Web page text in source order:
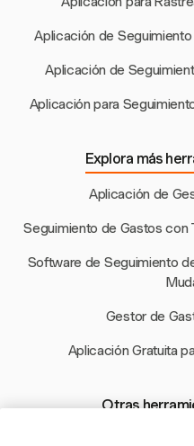
Aplicación de
Aplicación de
Aplicación para
Explora más
Aplicación de
Seguimiento de Gastos con
Software de Seguimiento
Gestor de
Aplicación Gratuita
Otras